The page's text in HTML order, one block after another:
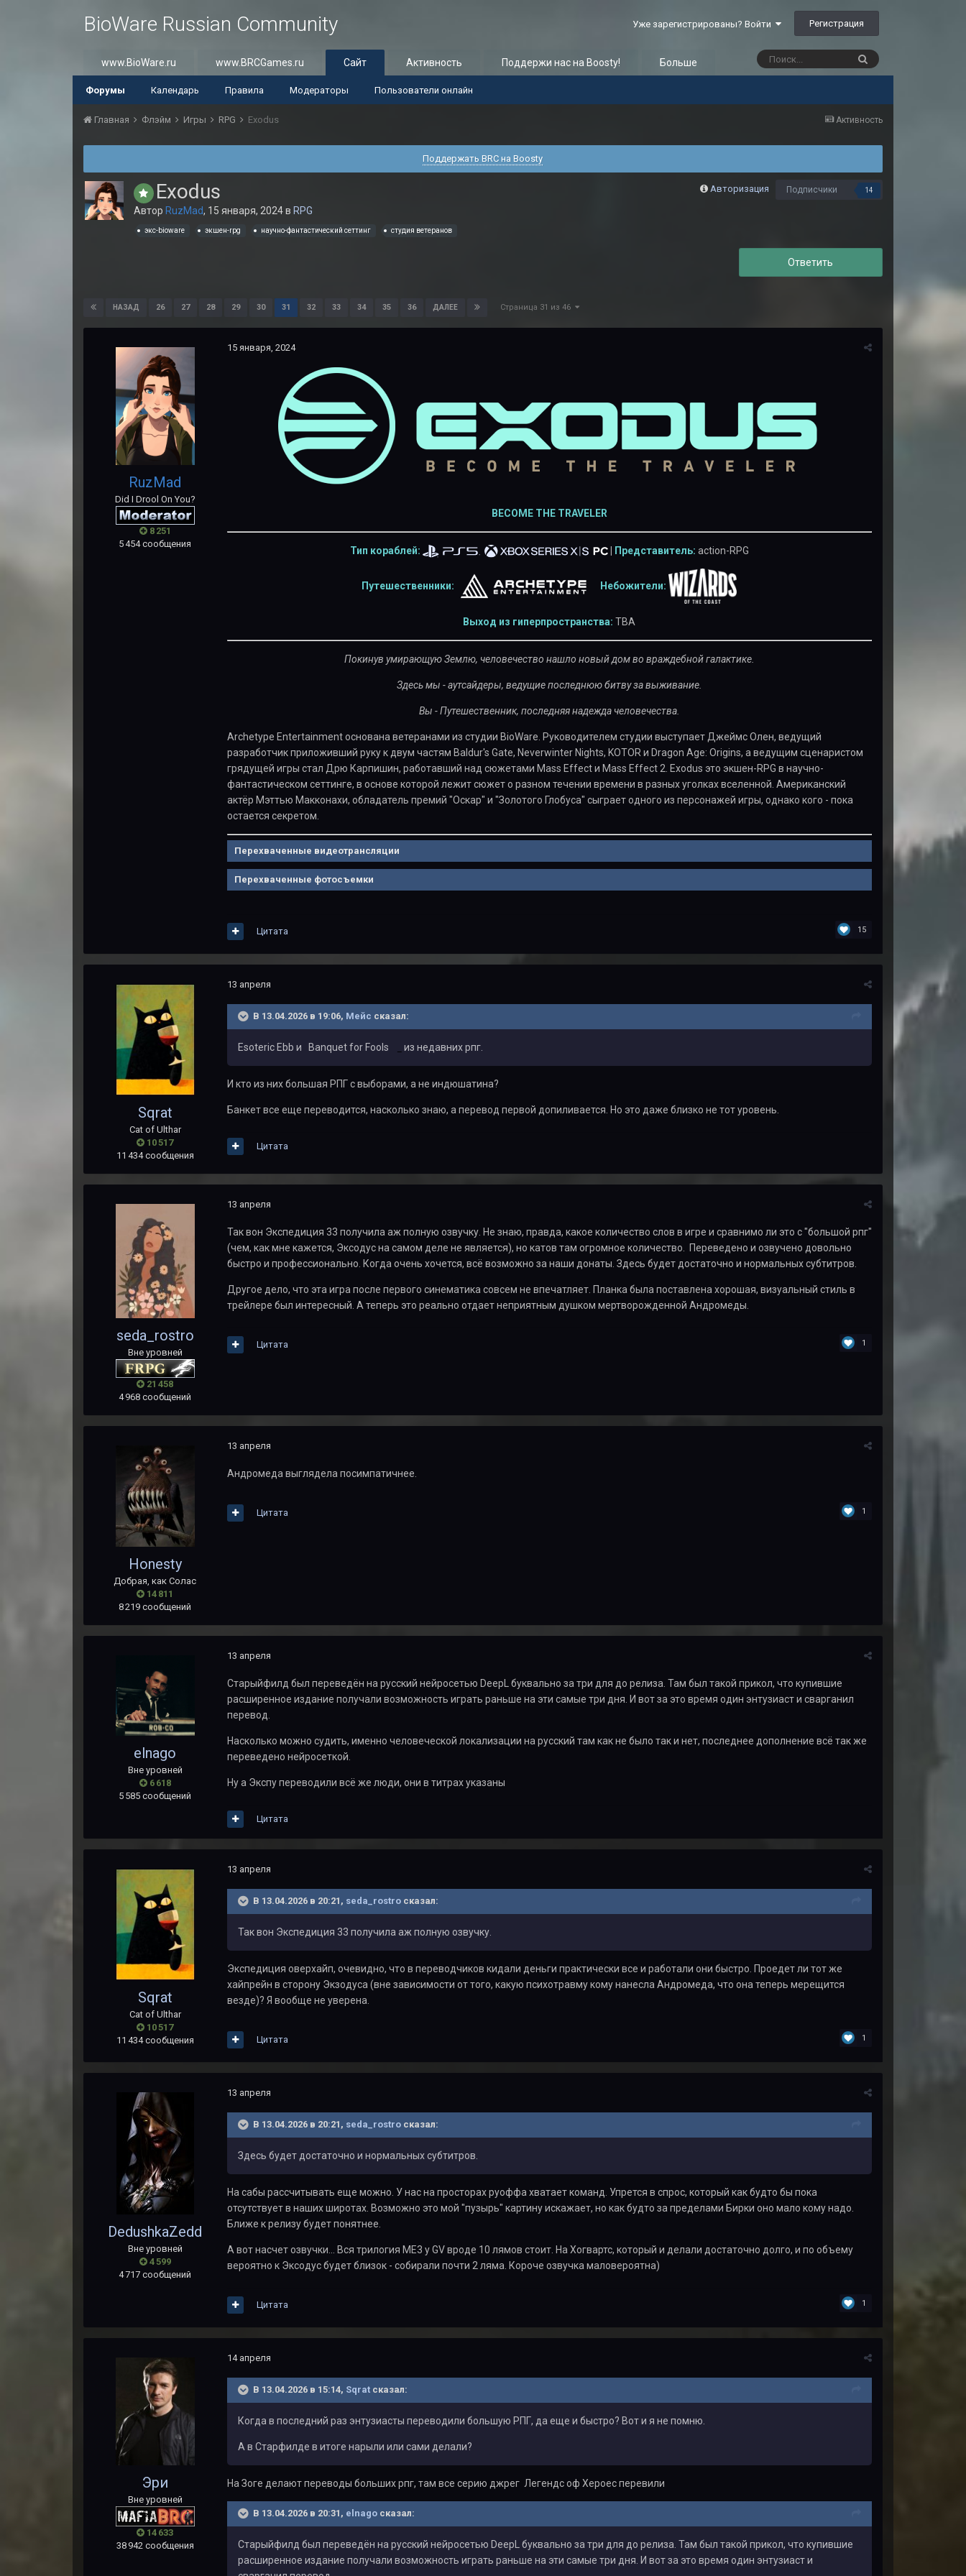
BioWare Russian Community Уже зарегистрированы? Войти Регистрация
www.BioWare.ru www.BRCGames.ru Сайт
Форумы Календарь Правила Модераторы Пользователи онлайн
Активность Поддержи нас на Boosty! Больше
Активность
Главная Флэйм Игры RPG Exodus
Поддержать BRC на Boosty
Авторизация Подписчики 14
Exodus
Автор RuzMad, 15 января, 2024в RPG
экс-bioware экшен-rpg научно-фантастический сеттинг студия ветеранов
Ответить
НАЗАД 26 27 28 29 30 31 32 33 34 35 36 ДАЛЕЕ Страница 31 из 46
RuzMad
Did I Drool On You?
8 251
5 454 сообщения
15 января, 2024
BECOME THE TRAVELER
Тип кораблей: Представитель: action-RPG
Путешественники: Небожители:
Выход из гиперпространства: TBA
Покинув умирающую Землю, человечество нашло новый дом во враждебной галактике.
Здесь мы - аутсайдеры, ведущие последнюю битву за выживание.
Вы - Путешественник, последняя надежда человечества.
Archetype Entertainment основана ветеранами из студии BioWare. Руководителем студии выступает Джеймс Олен, ведущий
разработчик приложивший руку к двум частям Baldur's Gate, Neverwinter Nights, KOTOR и Dragon Age: Origins, а ведущим сценаристом
грядущей игры стал Дрю Карпишин, работавший над сюжетами Mass Effect и Mass Effect 2. Exodus это экшен-RPG в научно-
фантастическом сеттинге, в основе которой лежит сюжет о разном течении времени в разных уголках вселенной. Американский
актёр Мэттью Макконахи, обладатель премий "Оскар" и "Золотого Глобуса" сыграет одного из персонажей игры, однако кого - пока
остается секретом.
Перехваченные видеотрансляции
Перехваченные фотосъемки
15
Цитата
Sqrat
Cat of Ulthar
10 517
11 434 сообщения
13 апреля
В 13.04.2026 в 19:06, Мейс сказал:
Esoteric Ebb и Banquet for Fools из недавних рпг.
И кто из них большая РПГ с выборами, а не индюшатина?
Банкет все еще переводится, насколько знаю, а перевод первой допиливается. Но это даже близко не тот уровень.
Цитата
seda_rostro
Вне уровней
21 458
4 968 сообщений
13 апреля
Так вон Экспедиция 33 получила аж полную озвучку. Не знаю, правда, какое количество слов в игре и сравнимо ли это с "большой рпг"
(чем, как мне кажется, Эксодус на самом деле не является), но катов там огромное количество. Переведено и озвучено довольно
быстро и профессионально. Когда очень хочется, всё возможно за наши донаты. Здесь будет достаточно и нормальных субтитров.
Другое дело, что эта игра после первого синематика совсем не впечатляет. Планка была поставлена хорошая, визуальный стиль в
трейлере был интересный. А теперь это реально отдает неприятным душком мертворожденной Андромеды.
1
Цитата
Honesty
Добрая, как Солас
14 811
8 219 сообщений
13 апреля
Андромеда выглядела посимпатичнее.
1
Цитата
elnago
Вне уровней
6 618
5 585 сообщений
13 апреля
Старыйфилд был переведён на русский нейросетью DeepL буквально за три для до релиза. Там был такой прикол, что купившие
расширенное издание получали возможность играть раньше на эти самые три дня. И вот за это время один энтузиаст и сварганил
перевод.
Насколько можно судить, именно человеческой локализации на русский там как не было так и нет, последнее дополнение всё так же
переведено нейросеткой.
Ну а Экспу переводили всё же люди, они в титрах указаны
Цитата
Sqrat
Cat of Ulthar
10 517
11 434 сообщения
13 апреля
В 13.04.2026 в 20:21, seda_rostroсказал:
Так вон Экспедиция 33 получила аж полную озвучку.
Экспедиция оверхайп, очевидно, что в переводчиков кидали деньги практически все и работали они быстро. Проедет ли тот же
хайпрейн в сторону Экзодуса (вне зависимости от того, какую психотравму кому нанесла Андромеда, что она теперь мерещится
везде)? Я вообще не уверена.
1
Цитата
DedushkaZedd
Вне уровней
4 599
4 717 сообщений
13 апреля
В 13.04.2026 в 20:21, seda_rostroсказал:
Здесь будет достаточно и нормальных субтитров.
На сабы рассчитывать еще можно. У нас на просторах руоффа хватает команд. Упрется в спрос, который как будто бы пока
отсутствует в наших широтах. Возможно это мой "пузырь" картину искажает, но как будто за пределами Бирки оно мало кому надо.
Ближе к релизу будет понятнее.
А вот насчет озвучки... Вся трилогия МЕ3 у GV вроде 10 лямов стоит. На Хогвартс, который и делали достаточно долго, и по объему
вероятно к Эксодус будет близок - собирали почти 2 ляма. Короче озвучка маловероятна)
1
Цитата
Эри
Вне уровней
14 633
38 942 сообщения
14 апреля
В 13.04.2026 в 15:14, Sqratсказал:
Когда в последний раз энтузиасты переводили большую РПГ, да еще и быстро? Вот и я не помню.
А в Старфилде в итоге нарыли или сами делали?
На Зоге делают переводы больших рпг, там все серию джрег Легендс оф Хероес перевили
В 13.04.2026 в 20:31, elnagoсказал:
Старыйфилд был переведён на русский нейросетью DeepL буквально за три для до релиза. Там был такой прикол, что купившие
расширенное издание получали возможность играть раньше на эти самые три дня. И вот за это время один энтузиаст и